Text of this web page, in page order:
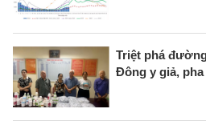
Triệt phá
Đông y giả,